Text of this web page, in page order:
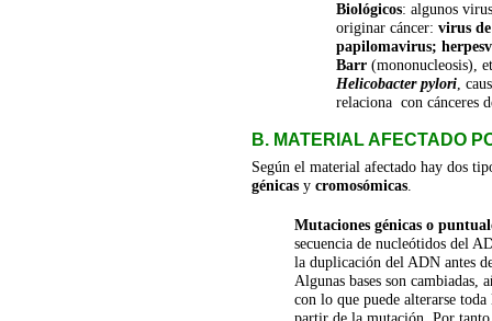
Biológicos: algunos
originar cáncer: virus
papilomavirus;
Barr (mononucleosis),
Helicobacter pylori,
relaciona  con cánceres
B. MATERIAL AFECTADO
Según el material afectado hay dos
génicas y cromosómicas
Mutaciones génicas o
secuencia de nucleótidos del
la duplicación del ADN antes
Algunas bases son cambiadas,
con lo que puede alterarse